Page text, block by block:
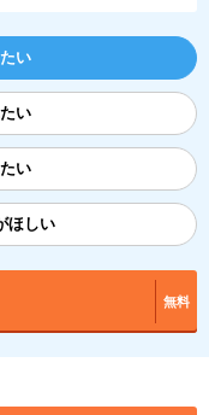
い
い
い
ほしい
無料